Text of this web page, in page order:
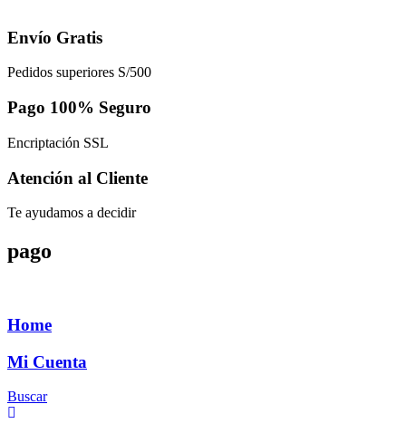
Envío Gratis
Pedidos superiores S/500
Pago 100% Seguro
Encriptación SSL
Atención al Cliente
Te ayudamos a decidir
pago
Home
Mi Cuenta
Buscar